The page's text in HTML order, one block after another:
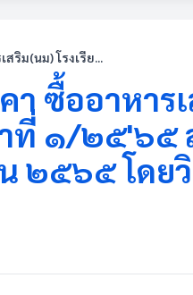
ริม(นม) โรงเรีย...
า ซื้ออาหาร
าที่ ๑/๒๕'๖๕
๒๕๖๕ โดย